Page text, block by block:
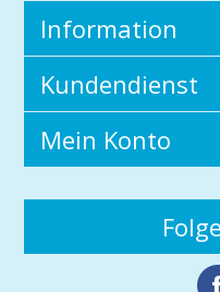
Information
Kundendienst
Mein Konto